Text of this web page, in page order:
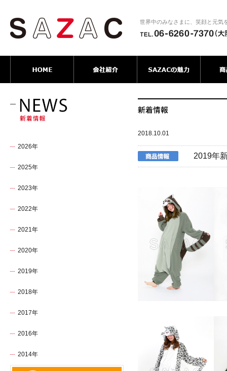
世界中のみなさまに、笑顔と元気
2018.10.01
2019年
2026年
2025年
2023年
2022年
2021年
2020年
2019年
2018年
2017年
2016年
2014年